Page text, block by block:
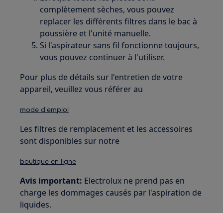
complètement sèches, vous pouvez
replacer les différents filtres dans le bac à
poussière et l'unité manuelle.
Si l'aspirateur sans fil fonctionne toujours,
vous pouvez continuer à l'utiliser.
Pour plus de détails sur l'entretien de votre
appareil, veuillez vous référer au
mode d'emploi
Les filtres de remplacement et les accessoires
sont disponibles sur notre
boutique en ligne
Avis important: Electrolux ne prend pas en
charge les dommages causés par l'aspiration de
liquides.